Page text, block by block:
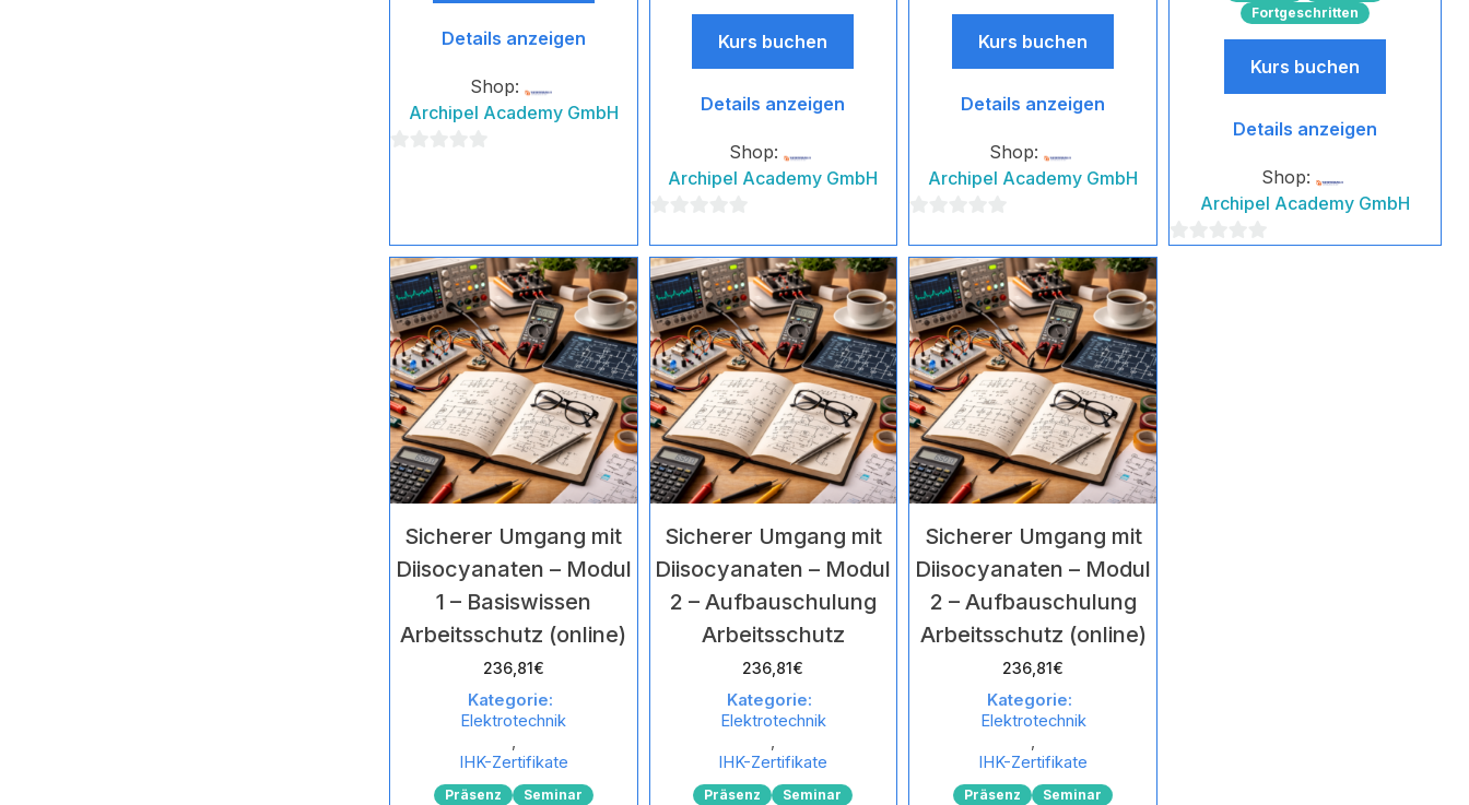
Details anzeigen
Shop:
Archipel Academy GmbH
Kurs buchen
Details anzeigen
Shop:
Archipel Academy GmbH
von
5
Kurs buchen
Details anzeigen
Shop:
Archipel Academy GmbH
von
5
Fortgeschritten
Kurs buchen
Details anzeigen
Shop:
Archipel Academy GmbH
Sicherer Umgang mit
Diisocyanaten – Modul
1 – Basiswissen
Arbeitsschutz (online)
236,81€
Kategorie:
Elektrotechnik
,
IHK-Zertifikate
Präsenz
Seminar
Sicherer Umgang mit
Diisocyanaten – Modul
2 – Aufbauschulung
Arbeitsschutz
236,81€
Kategorie:
Elektrotechnik
,
IHK-Zertifikate
Präsenz
Seminar
Sicherer Umgang mit
Diisocyanaten – Modul
2 – Aufbauschulung
Arbeitsschutz (online)
236,81€
Kategorie:
Elektrotechnik
,
IHK-Zertifikate
Präsenz
Seminar